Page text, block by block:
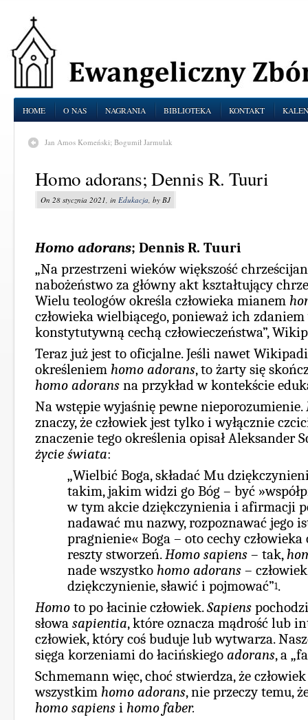
HOME O NAS NAGRANIA BIBLIOTEKA KONTAKT
Jan Amos Komeński; Bogumił Jarmulak
Homo adorans; Dennis R. Tuuri
On 28 stycznia 2021, in Edukacja, by BJ
Homo adorans; Dennis R. Tuuri
„Na przestrzeni wieków większość
nabożeństwo za główny akt kształtujący
Wielu teologów określa człowieka mianem
człowieka wielbiącego, ponieważ ich
konstytutywną cechą człowieczeństwa”,
Teraz już jest to oficjalne. Jeśli nawet
określeniem homo adorans, to żarty się
homo adorans na przykład w kontekście
Na wstępie wyjaśnię pewne nieporozumienie.
znaczy, że człowiek jest tylko i wyłącznie
znaczenie tego określenia opisał Aleksander
życie świata:
„Wielbić Boga, składać Mu
takim, jakim widzi go Bóg – być
w tym akcie dziękczynienia i afirmacji
nadawać mu nazwy, rozpoznawać jego
pragnienie« Boga – oto cechy
reszty stworzeń.Homo sapiens – tak,
nade wszystko homo adorans –
dziękczynienie, sławić i pojmować”1.
Homo to po łacinie człowiek.Sapiens
słowa sapientia, które oznacza mądrość lub
człowiek, który coś buduje lub wytwarza.
sięga korzeniami do łacińskiego adorans, a
Schmemann więc, choć stwierdza, że
wszystkim homo adorans, nie przeczy temu,
homo sapiens i homo faber.